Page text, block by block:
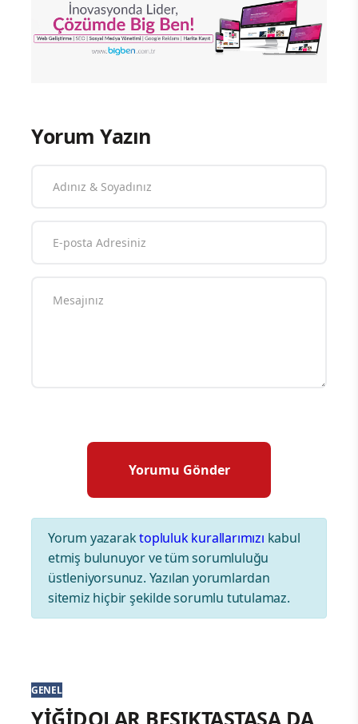
Yorum Yazın
Yorum yazaraktopluluk kurallarımızı kabul
etmiş bulunuyor ve tüm sorumluluğu
üstleniyorsunuz. Yazılan yorumlardan
sitemiz hiçbir şekilde sorumlu tutulamaz.
GENEL
YİĞİDOLAR BEŞIKTASTAŞA DA